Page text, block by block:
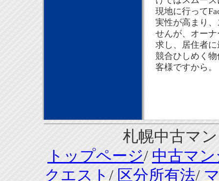
現地に行って
実性が高まり
せんが、オー
求し、居住者
競合ひしめく
客様ですから。
札幌中古マ
トップページ/ 中古マ
クエスト / 区分所有法/